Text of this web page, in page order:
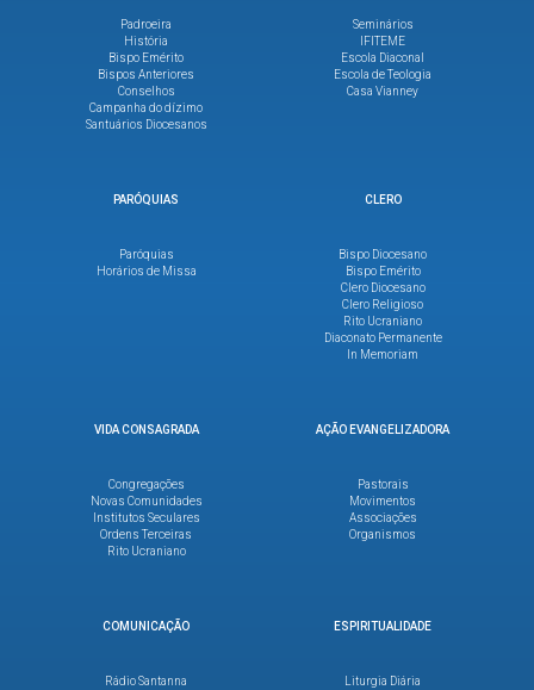
Padroeira
História
Bispo Emérito
Bispos Anteriores
Conselhos
Campanha do dízimo
Santuários Diocesanos
Seminários
IFITEME
Escola Diaconal
Escola de Teologia
Casa Vianney
PARÓQUIAS
Paróquias
Horários de Missa
CLERO
Bispo Diocesano
Bispo Emérito
Clero Diocesano
Clero Religioso
Rito Ucraniano
Diaconato Permanente
In Memoriam
VIDA CONSAGRADA
Congregações
Novas Comunidades
Institutos Seculares
Ordens Terceiras
Rito Ucraniano
AÇÃO EVANGELIZADORA
Pastorais
Movimentos
Associações
Organismos
COMUNICAÇÃO
Rádio Santanna
ESPIRITUALIDADE
Liturgia Diária